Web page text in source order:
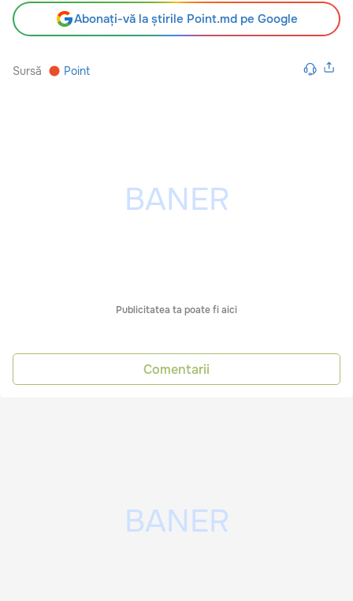
Abonați-vă la știrile Point.md pe Google
Sursă Point
Publicitatea ta poate fi aici
Comentarii